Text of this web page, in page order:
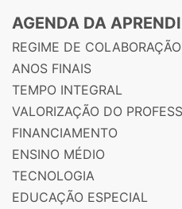
AGENDA DA
REGIME DE COLABORAÇÃO
ANOS FINAIS
TEMPO INTEGRAL
VALORIZAÇÃO DO
FINANCIAMENTO
ENSINO MÉDIO
TECNOLOGIA
EDUCAÇÃO ESPECIAL